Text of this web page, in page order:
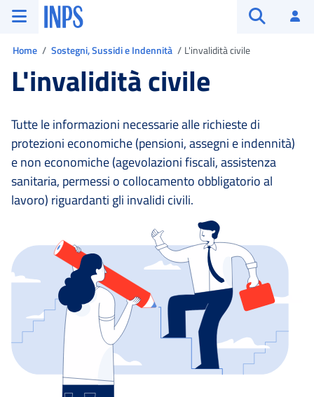
Vai al menu principale
Vai al contenuto principale
Vai al pie' di pagina
INPS ()
Home Sostegni, Sussidi e Indennità L'invalidità civile
L'invalidità civile
Tutte le informazioni necessarie alle richieste di
protezioni economiche (pensioni, assegni e indennità)
e non economiche (agevolazioni fiscali, assistenza
sanitaria, permessi o collocamento obbligatorio al
lavoro) riguardanti gli invalidi civili.